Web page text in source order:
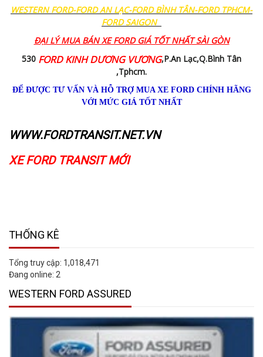
WESTERN FORD-FORD AN LẠC-FORD BÌNH TÂN-FORD TPHCM-
FORD SAIGON
ĐẠI LÝ MUA BÁN XE FORD GIÁ TỐT NHẤT SÀI GÒN
530 FORD KINH DƯƠNG VƯƠNG,P.An Lạc,Q.Bình Tân
,Tphcm.
ĐỂ ĐƯỢC TƯ VẤN VÀ HỖ TRỢ MUA XE FORD CHÍNH HÃNG
VỚI MỨC GIÁ TỐT NHẤT
WWW.FORDTRANSIT.NET.VN
XE FORD TRANSIT MỚI
THỐNG KÊ
Tổng truy cập: 1,018,471
Đang online: 2
WESTERN FORD ASSURED